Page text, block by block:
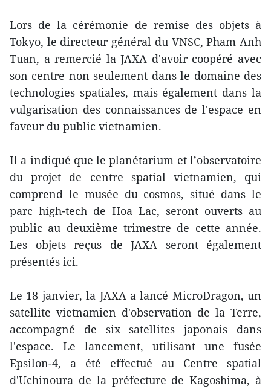
Lors de la cérémonie de remise des objets à
Tokyo, le directeur général du VNSC, Pham Anh
Tuan, a remercié la JAXA d'avoir coopéré avec
son centre non seulement dans le domaine des
technologies spatiales, mais également dans la
vulgarisation des connaissances de l'espace en
faveur du public vietnamien.
Il a indiqué que le planétarium et l’observatoire
du projet de centre spatial vietnamien, qui
comprend le musée du cosmos, situé dans le
parc high-tech de Hoa Lac, seront ouverts au
public au deuxième trimestre de cette année.
Les objets reçus de JAXA seront également
présentés ici.
Le 18 janvier, la JAXA a lancé MicroDragon, un
satellite vietnamien d'observation de la Terre,
accompagné de six satellites japonais dans
l'espace. Le lancement, utilisant une fusée
Epsilon-4, a été effectué au Centre spatial
d'Uchinoura de la préfecture de Kagoshima, à